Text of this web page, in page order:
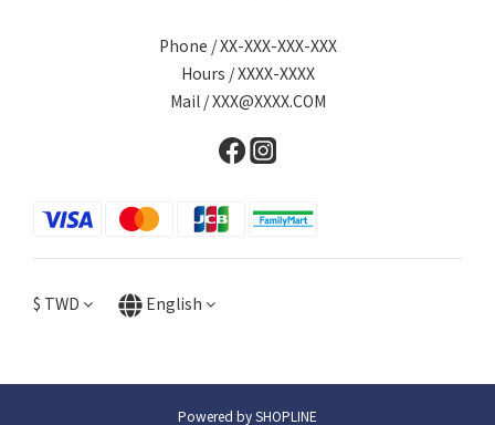
Phone / XX-XXX-XXX-XXX
Hours / XXXX-XXXX
Mail / XXX@XXXX.COM
$ TWD English
Powered by SHOPLINE